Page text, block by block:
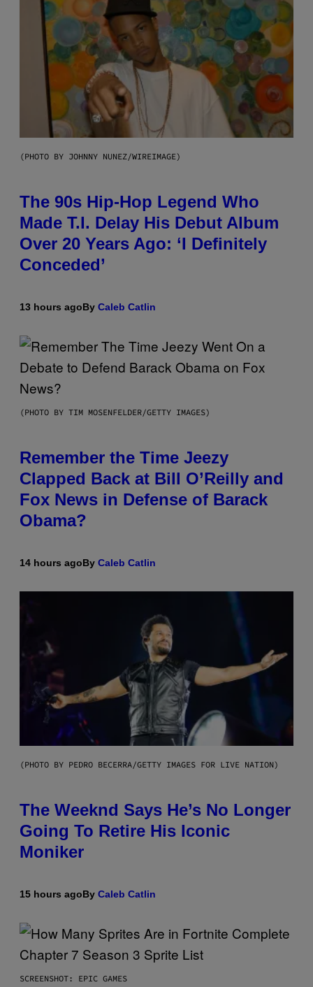
(PHOTO BY JOHNNY NUNEZ/WIREIMAGE)
The 90s Hip-Hop Legend Who
Made T.I. Delay His Debut Album
Over 20 Years Ago: ‘I Definitely
Conceded’
13 hours agoBy Caleb Catlin
(PHOTO BY TIM MOSENFELDER/GETTY IMAGES)
Remember the Time Jeezy
Clapped Back at Bill O’Reilly and
Fox News in Defense of Barack
Obama?
14 hours agoBy Caleb Catlin
(PHOTO BY PEDRO BECERRA/GETTY IMAGES FOR LIVE NATION)
The Weeknd Says He’s No Longer
Going To Retire His Iconic
Moniker
15 hours agoBy Caleb Catlin
SCREENSHOT: EPIC GAMES